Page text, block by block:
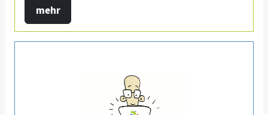
mehr